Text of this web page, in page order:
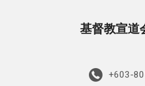
基督教宣道
+603-